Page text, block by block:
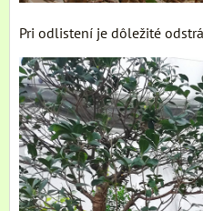
Pri odlistení je dôležité